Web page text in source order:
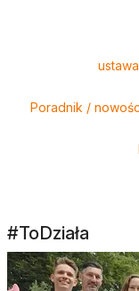
Poradnik /
#ToDziała